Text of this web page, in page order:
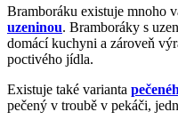
Bramboráku existuje mnoho
uzeninou. Bramboráky s
domácí kuchyni a zároveň
poctivého jídla.
Existuje také varianta
pečený v troubě v pekáči,